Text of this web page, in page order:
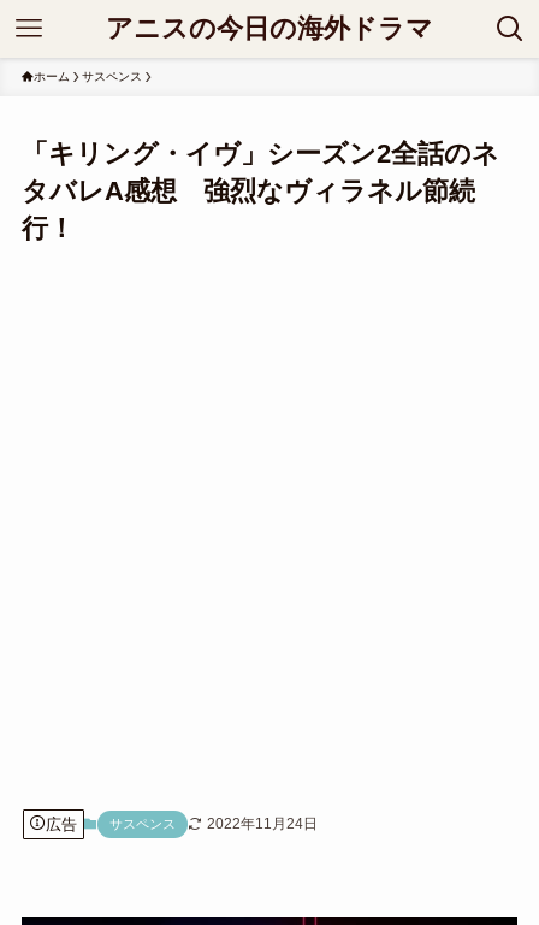
アニスの今日の海外ドラマ
ホーム サスペンス
「キリング・イヴ」シーズン2全話のネ
タバレA感想 強烈なヴィラネル節続
行！
広告 サスペンス 2022年11月24日